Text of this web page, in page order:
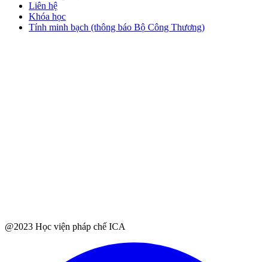
Liên hệ
Khóa học
Tính minh bạch (thông báo Bộ Công Thương)
@2023 Học viện pháp chế ICA